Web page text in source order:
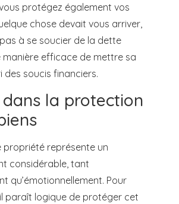
protégez également vos
chose devait vous arriver,
à se soucier de la dette
manière efficace de mettre sa
des soucis financiers.
la protection
propriété représente un
considérable, tant
qu’émotionnellement. Pour
paraît logique de protéger cet